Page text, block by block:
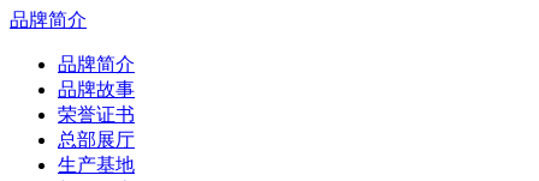
品牌简介
品牌简介
品牌故事
荣誉证书
总部展厅
生产基地